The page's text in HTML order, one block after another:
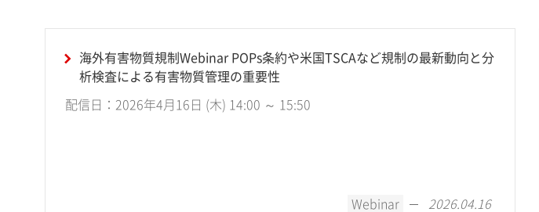
海外有害物質規制Webinar POPs条約や米国TSCAなど規制の最新動向と分
析検査による有害物質管理の重要性
配信日：2026年4月16日 (木) 14:00 ～ 15:50
Webinar 2026.04.16